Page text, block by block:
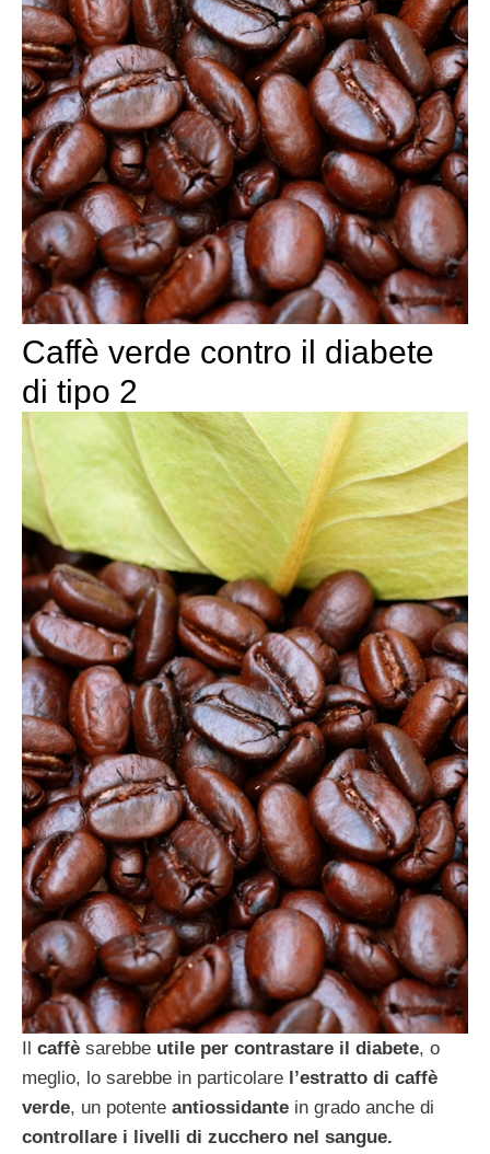
Caffè verde contro il diabete
di tipo 2
Il caffè sarebbe utile per contrastare il diabete, o
meglio, lo sarebbe in particolare l’estratto di caffè
verde, un potente antiossidante in grado anche di
controllare i livelli di zucchero nel sangue.